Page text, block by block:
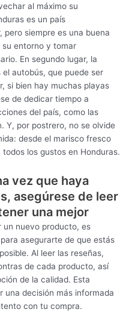
al máximo su
es un país
pero siempre es una buena
entorno y tomar
En segundo lugar, la
autobús, que puede ser
si bien hay muchas playas
de dedicar tiempo a
del país, como las
Y, por postrero, no se olvide
desde el marisco fresco
los gustos en Honduras.
vez que haya
asegúrese de leer
una mejor
un nuevo producto, es
asegurarte de que estás
Al leer las reseñas,
de cada producto, así
de la calidad. Esta
una decisión más informada
con tu compra.